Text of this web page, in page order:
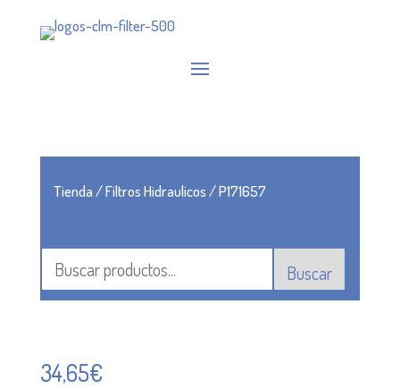
Tienda/Filtros Hidraulicos/ P171657
Buscar
34,65€